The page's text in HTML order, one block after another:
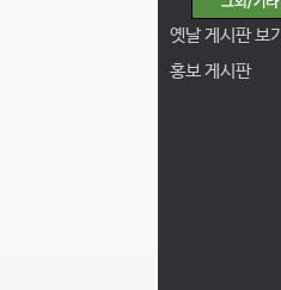
옛날 게시판 보기
홍보 게시판